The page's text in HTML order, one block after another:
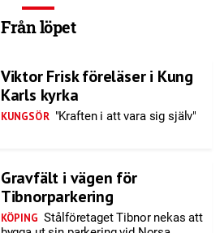
Från löpet
Viktor Frisk föreläser i Kung
Karls kyrka
KUNGSÖR "Kraften i att vara sig själv"
Gravfält i vägen för
Tibnorparkering
KÖPING Stålföretaget Tibnor nekas att